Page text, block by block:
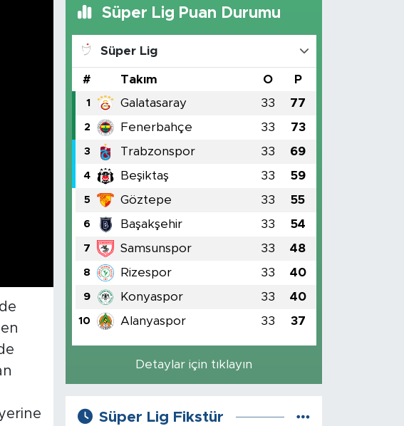
Süper Lig Puan Durumu
Süper Lig
# Takım O P
1 Galatasaray 33 77
2 Fenerbahçe 33 73
3 Trabzonspor 33 69
4 Beşiktaş 33 59
5 Göztepe 33 55
6 Başakşehir 33 54
7 Samsunspor 33 48
8 Rizespor 33 40
9 Konyaspor 33 40
10 Alanyaspor 33 37
Detaylar için tıklayın
Süper Lig Fikstür